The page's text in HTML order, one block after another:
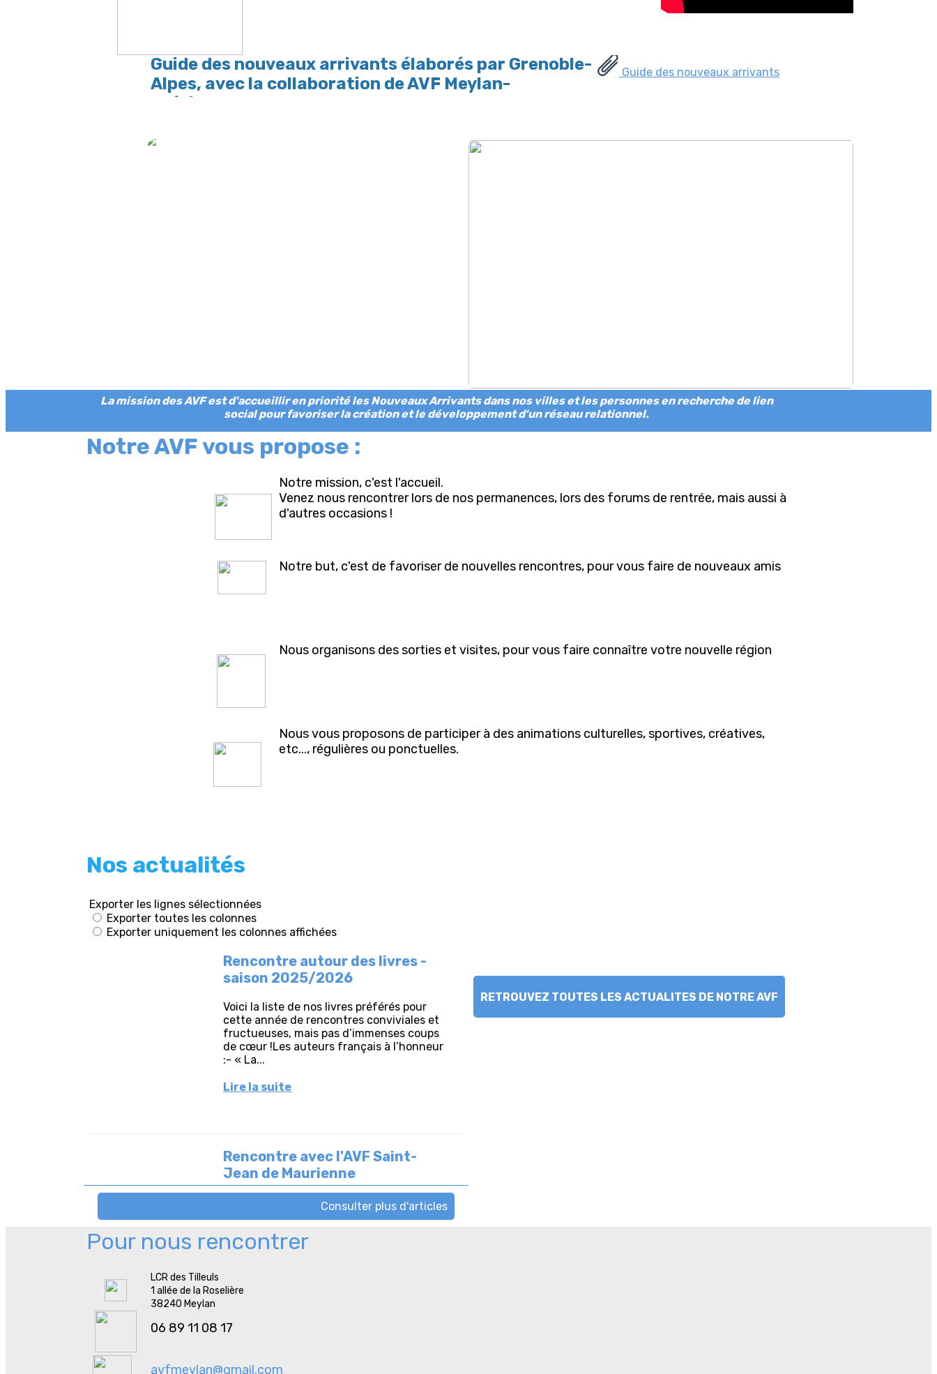
Guide des nouveaux arrivants élaborés par Grenoble-
Alpes, avec la collaboration de AVF Meylan-
Grésivaudan
Guide des nouveaux arrivants
La mission des AVF est d'accueillir en priorité les Nouveaux Arrivants dans nos villes et les personnes en recherche de lien
social pour favoriser la création et le développement d'un réseau relationnel.
Notre AVF vous propose :
Notre mission, c'est l'accueil.
Venez nous rencontrer lors de nos permanences, lors des forums de rentrée, mais aussi à
d'autres occasions !
Notre but, c'est de favoriser de nouvelles rencontres, pour vous faire de nouveaux amis
Nous organisons des sorties et visites, pour vous faire connaître votre nouvelle région
Nous vous proposons de participer à des animations culturelles, sportives, créatives,
etc..., régulières ou ponctuelles.
Nos actualités
RETROUVEZ TOUTES LES ACTUALITES DE NOTRE AVF
Pour nous rencontrer
LCR des Tilleuls
1 allée de la Roselière
38240 Meylan
06 89 11 08 17
avfmeylan@gmail.com